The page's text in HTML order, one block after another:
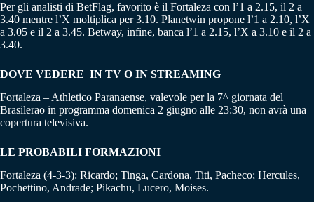
Per gli analisti di BetFlag, favorito è il Fortaleza con l’1 a 2.15, il 2 a
3.40 mentre l’X moltiplica per 3.10. Planetwin propone l’1 a 2.10, l’X
a 3.05 e il 2 a 3.45. Betway, infine, banca l’1 a 2.15, l’X a 3.10 e il 2 a
3.40.
DOVE VEDERE IN TV O IN STREAMING
Fortaleza – Athletico Paranaense, valevole per la 7^ giornata del
Brasilerao in programma domenica 2 giugno alle 23:30, non avrà una
copertura televisiva.
LE PROBABILI FORMAZIONI
Fortaleza (4-3-3): Ricardo; Tinga, Cardona, Titi, Pacheco; Hercules,
Pochettino, Andrade; Pikachu, Lucero, Moises.